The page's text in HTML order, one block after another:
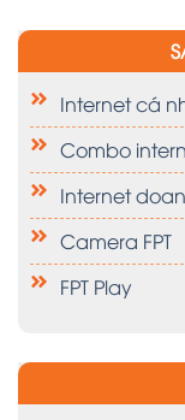
Internet cá
Combo
Internet
Camera FPT
FPT Play